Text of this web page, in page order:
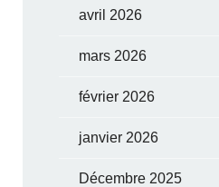
avril 2026
mars 2026
février 2026
janvier 2026
Décembre 2025